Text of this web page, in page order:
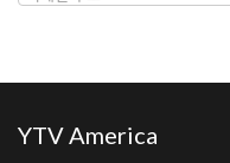
YTV America